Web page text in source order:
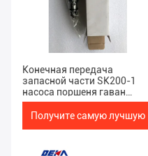
Конечная передача
запасной части SK200-1
насоса поршеня гаван
ЭКСКАВАТОРА
оборудования частей силы
гидравлическая
Получите самую лучшую